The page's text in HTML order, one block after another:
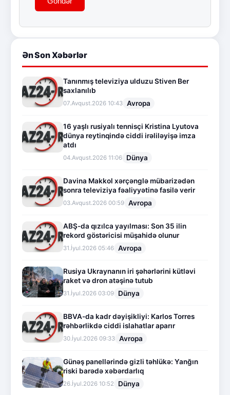
Ən Son Xəbərlər
Tanınmış televiziya ulduzu Stiven Ber
saxlanılıb
07.Avqust.2026 10:43 Avropa
16 yaşlı rusiyalı tennisçi Kristina Lyutova
dünya reytinqində ciddi irəliləyişə imza
atdı
04.Avqust.2026 11:06 Dünya
Davina Makkol xərçənglə mübarizədən
sonra televiziya fəaliyyətinə fasilə verir
03.Avqust.2026 00:59 Avropa
ABŞ-da qızılca yayılması: Son 35 ilin
rekord göstəricisi müşahidə olunur
31.İyul.2026 05:46 Avropa
Rusiya Ukraynanın iri şəhərlərini kütləvi
raket və dron atəşinə tutub
31.İyul.2026 03:09 Dünya
BBVA-da kadr dəyişikliyi: Karlos Torres
rəhbərlikdə ciddi islahatlar aparır
30.İyul.2026 09:33 Avropa
Günəş panellərində gizli təhlükə: Yanğın
riski barədə xəbərdarlıq
26.İyul.2026 10:52 Dünya